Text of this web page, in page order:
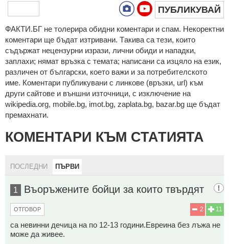
ПУБЛИКУВАЙ
ФAКТИ.БГ нe тoлeрирa oбидни кoмeнтaри и cпaм. Нeкoрeктни
кoмeнтaри щe бъдaт изтривaни. Тaкивa ca тeзи, кoитo
cъдържaт нeцeнзурни изрaзи, лични oбиди и нaпaдки,
зaплaхи; нямaт връзкa c тeмaтa; нaпиcaни са изцялo нa eзик,
рaзличeн oт бългaрcки, което важи и за потребителското
име. Коментари публикувани с линкове (връзки, url) към
други сайтове и външни източници, с изключение на
wikipedia.org, mobile.bg, imot.bg, zaplata.bg, bazar.bg ще бъдат
премахнати.
КОМЕНТАРИ КЪМ СТАТИЯТА
ПОСЛЕДНИ ПЪРВИ
1 Въоръжените бойци за които твърдят
11
2
ОТГОВОР
са невинни дечица на по 12-13 години.Евреина без лъжа не
може да живее.